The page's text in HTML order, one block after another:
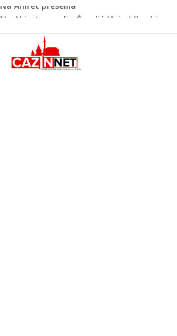
Na Ahiret preselio Ćoralić (Asim) Ibrahim
Nakon velikih vrućina u BiH stiže kiša
Rekordnih 20,3 miliona KM ide za
zapošljavanje i očuvanje radnih mjesta